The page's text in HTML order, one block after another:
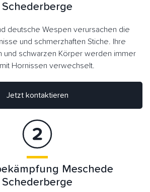
Schederberge
deutsche Wespen verursachen die
und schmerzhaften Stiche. Ihre
und schwarzen Körper werden immer
Hornissen verwechselt.
Jetzt kontaktieren
Meschede
Schederberge